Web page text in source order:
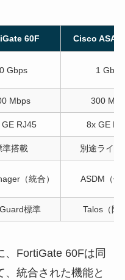
60F Cisco ASA
Gbps 1 Gbps
Mbps 300
GE RJ45 8x GE
準搭載 別途ライセ
（統合） ASDM（個
標準 Talos（限
、FortiGate 60Fは同
統合された機能と